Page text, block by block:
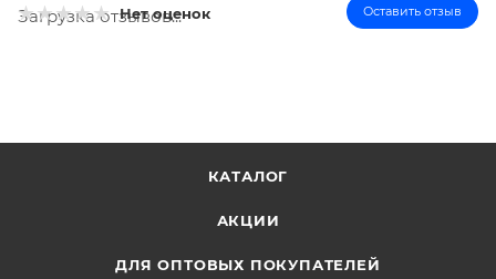
Нет оценок Оставить отзыв
Загрузка отзывов...
КАТАЛОГ
АКЦИИ
ДЛЯ ОПТОВЫХ ПОКУПАТЕЛЕЙ